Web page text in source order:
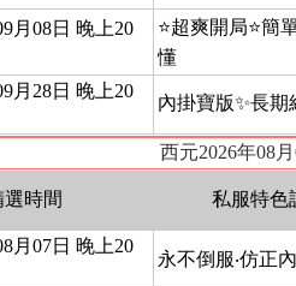
月08日 晚上20
⭐超爽開局⭐簡
懂
月28日 晚上20
內掛寶版✨長期
西元2026年08
選時間 私服特色
月07日 晚上20
永不倒服‧仿正